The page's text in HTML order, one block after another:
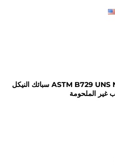
ASTM B729 UNS N08020 سبائك النيكل